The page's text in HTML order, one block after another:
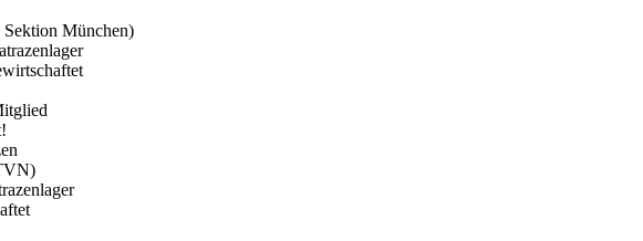
München)